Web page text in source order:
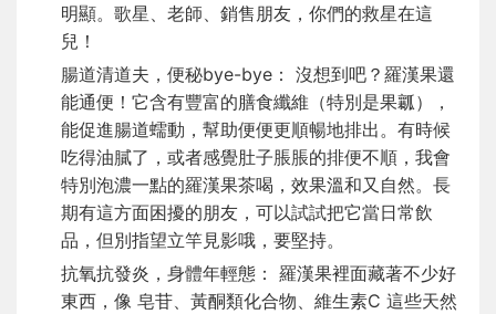
明顯。歌星、老師、銷售朋友，你們的救星在這
兒！
腸道清道夫，便秘bye-bye： 沒想到吧？羅漢果還
能通便！它含有豐富的膳食纖維（特別是果瓤），
能促進腸道蠕動，幫助便便更順暢地排出。有時候
吃得油膩了，或者感覺肚子脹脹的排便不順，我會
特別泡濃一點的羅漢果茶喝，效果溫和又自然。長
期有這方面困擾的朋友，可以試試把它當日常飲
品，但別指望立竿見影哦，要堅持。
抗氧抗發炎，身體年輕態： 羅漢果裡面藏著不少好
東西，像 皂苷、黃酮類化合物、維生素C 這些天然